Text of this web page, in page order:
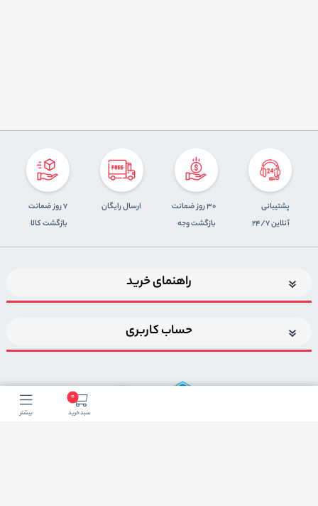
0
سبد خرید بیشتر
پشتیبانی
آنلاین 24/7
30 روز ضمانت
بازگشت وجه
ارسال رایگان
7 روز ضمانت
بازگشت کالا
راهنمای خرید
حساب کاربری